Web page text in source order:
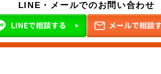
LINE・メールでのお問い合わせ